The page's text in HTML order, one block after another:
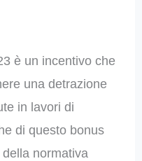
è un incentivo che
una detrazione
in lavori di
di questo bonus
normativa